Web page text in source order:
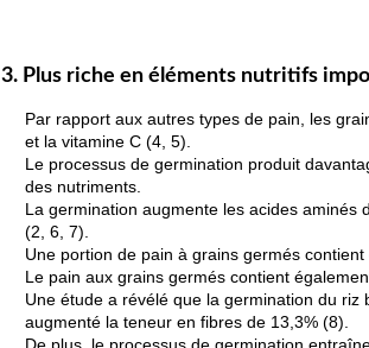
3. Plus riche en éléments nutritifs
Par rapport aux autres types de pain, les
et la vitamine C (4, 5).
Le processus de germination produit
des nutriments.
La germination augmente les acides aminés
(2, 6, 7).
Une portion de pain à grains germés
Le pain aux grains germés contient
Une étude a révélé que la germination du
augmenté la teneur en fibres de 13,3% (8).